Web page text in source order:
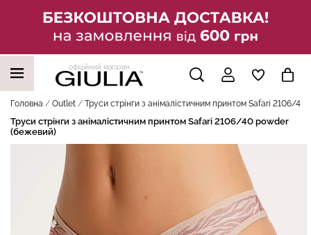
офіційний магазин
Головна Outlet Труси стрінги з анімалістичним принтом Safari 2106/
Труси стрінги з анімалістичним принтом Safari 2106/40 powder
(бежевий)
НАШІ ТРЕНДОВІ ТОВАРИ